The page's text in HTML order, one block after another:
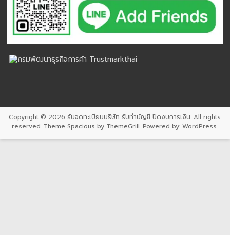
Copyright © 2026 รับจดทะเบียนบริษัท รับทำบัญชี ปิดงบการเงิน. All rights
reserved. ThemeSpacious by ThemeGrill. Powered by:WordPress.